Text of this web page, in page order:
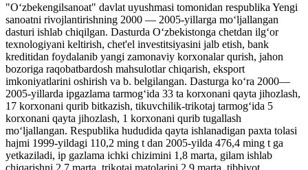
"Oʻzbekengilsanoat" davlat uyushmasi tomonidan respublika Yengi
sanoatni rivojlantirishning 2000 — 2005-yillarga moʻljallangan
dasturi ishlab chiqilgan. Dasturda Oʻzbekistonga chetdan ilgʻor
texnologiyani keltirish, chet'el investitsiyasini jalb etish, bank
kreditidan foydalanib yangi zamonaviy korxonalar qurish, jahon
bozoriga raqobatbardosh mahsulotlar chiqarish, eksport
imkoniyatlarini oshirish va b. belgilangan. Dasturga koʻra 2000—
2005-yillarda ipgazlama tarmogʻida 33 ta korxonani qayta jihozlash,
17 korxonani qurib bitkazish, tikuvchilik-trikotaj tarmogʻida 5
korxonani qayta jihozlash, 1 korxonani qurib tugallash
moʻljallangan. Respublika hududida qayta ishlanadigan paxta tolasi
hajmi 1999-yildagi 110,2 ming t dan 2005-yilda 476,4 ming t ga
yetkaziladi, ip gazlama ichki chizimini 1,8 marta, gilam ishlab
chiqarishni 2,7 marta, trikotaj matolarini 2,9 marta, tibbiyot